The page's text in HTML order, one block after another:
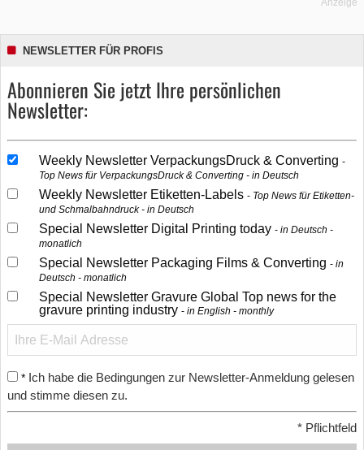
Anzeige
NEWSLETTER FÜR PROFIS
Abonnieren Sie jetzt Ihre persönlichen
Newsletter:
Weekly Newsletter VerpackungsDruck & Converting
Top News für VerpackungsDruck & Converting - in Deutsch
Weekly Newsletter Etiketten-Labels
Top News für Etiketten-
und Schmalbahndruck - in Deutsch
Special Newsletter Digital Printing today
in Deutsch -
monatlich
Special Newsletter Packaging Films & Converting
in
Deutsch - monatlich
Special Newsletter Gravure Global Top news for the
gravure printing industry
in English - monthly
* Ich habe die Bedingungen zur Newsletter-Anmeldung gelesen
und stimme diesen zu.
* Pflichtfeld